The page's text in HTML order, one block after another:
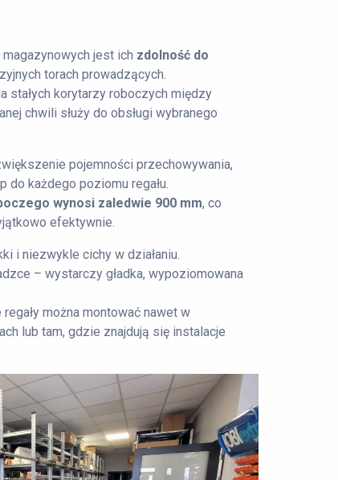
jest ich zdolność do
torach prowadzących.
stałych korytarzy roboczych między
chwili służy do obsługi wybranego
pojemności przechowywania,
do każdego poziomu regału.
wynosi zaledwie 900 mm, co
efektywnie.
i niezwykle cichy w działaniu.
– wystarczy gładka, wypoziomowana
można montować nawet w
lub tam, gdzie znajdują się instalacje